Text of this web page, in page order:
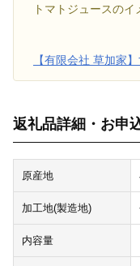
トマトジュースのイ
【有限会社 草加家
返礼品詳細・お申
原産地
加工地(製造地)
内容量